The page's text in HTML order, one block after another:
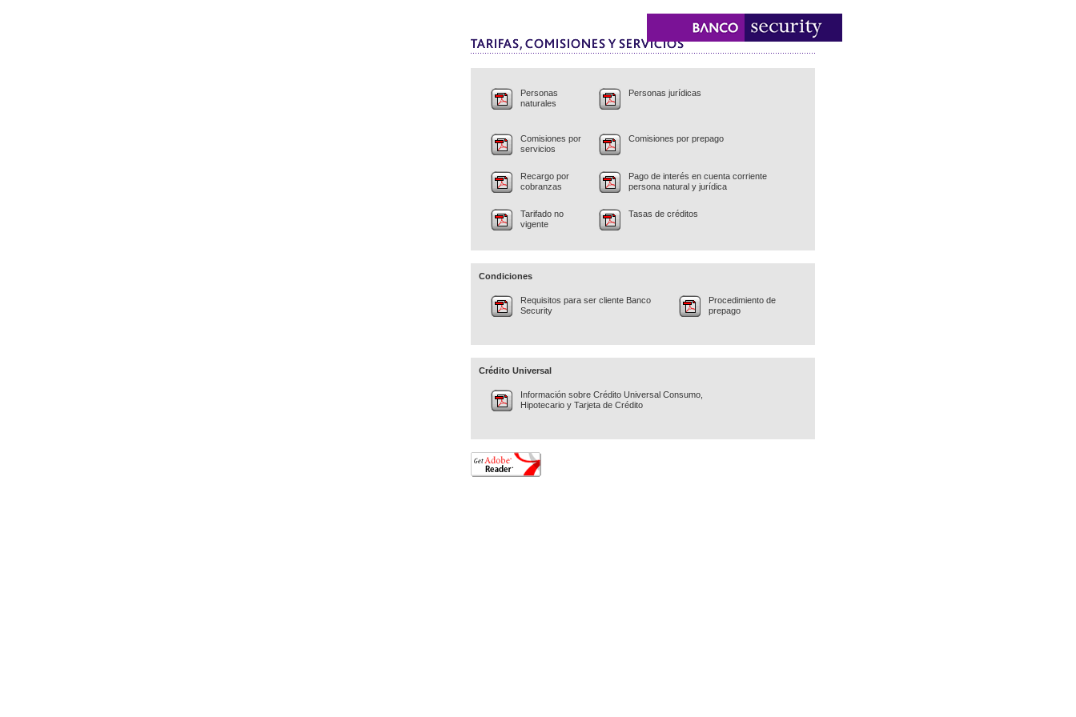
Personas
naturales
Personas jurídicas
Comisiones por
servicios
Comisiones por prepago
Recargo por
cobranzas
Pago de interés en cuenta corriente
persona natural y jurídica
Tarifado no
vigente
Tasas de créditos
Condiciones
Requisitos para ser cliente Banco
Security
Procedimiento de
prepago
Crédito Universal
Información sobre Crédito Universal Consumo,
Hipotecario y Tarjeta de Crédito